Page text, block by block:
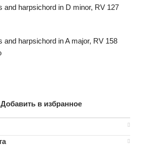
and harpsichord in D minor, RV 127
and harpsichord in A major, RV 158
Добавить в избранное